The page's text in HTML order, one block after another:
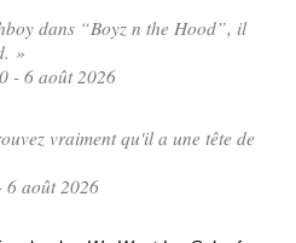
dans “Boyz n the Hood”, il
»
- 6 août 2026
vraiment qu'il a une tête de
6 août 2026